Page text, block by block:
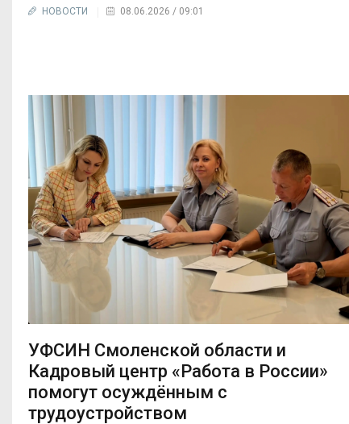
НОВОСТИ 08.06.2026 / 09:01
УФСИН Смоленской области и
Кадровый центр «Работа в России»
помогут осуждённым с
трудоустройством